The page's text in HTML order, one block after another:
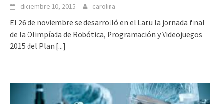
diciembre 10, 2015 carolina
El 26 de noviembre se desarrolló en el Latu la jornada final
de la Olimpíada de Robótica, Programación y Videojuegos
2015 del Plan [...]